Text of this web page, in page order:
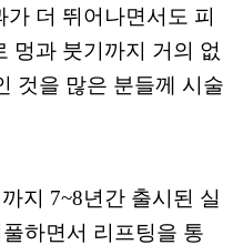
가 더 뛰어나면서도 피
멍과 붓기까지 거의 없
것을 많은 분들께 시술
지 7~8년간 출시된 실
하면서 리프팅을 통